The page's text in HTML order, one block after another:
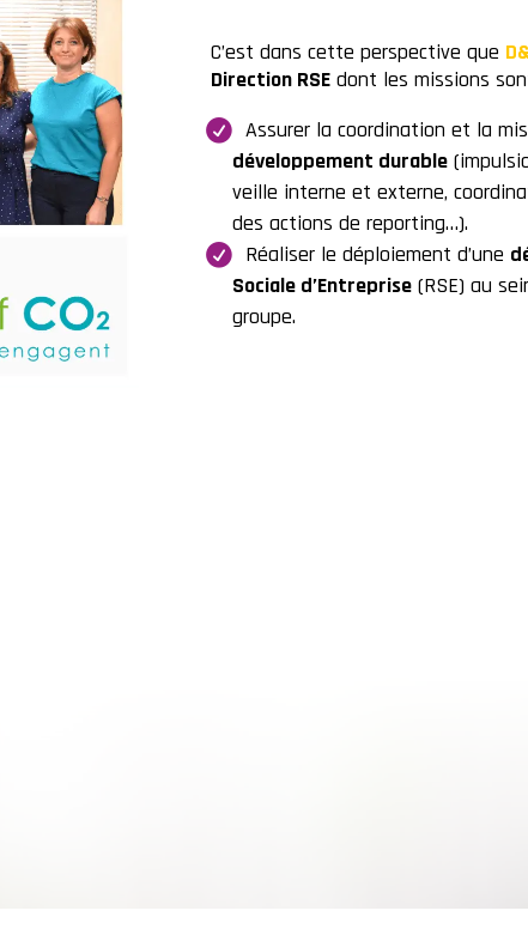
C’est dans cette perspective que
Direction RSEdont les missions
Assurer la coordination et la
développement durable
veille interne et externe,
des actions de reporting…).
Réaliser le déploiement d’une
Sociale d’Entreprise(RSE) au
groupe.